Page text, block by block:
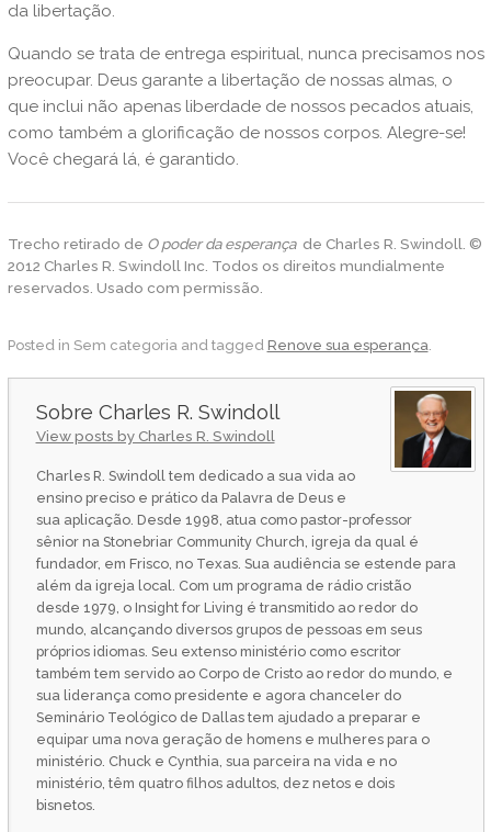
da libertação.
Quando se trata de entrega espiritual, nunca precisamos nos
preocupar. Deus garante a libertação de nossas almas, o
que inclui não apenas liberdade de nossos pecados atuais,
como também a glorificação de nossos corpos. Alegre-se!
Você chegará lá, é garantido.
Trecho retirado de O poder da esperança de Charles R. Swindoll. ©
2012 Charles R. Swindoll Inc. Todos os direitos mundialmente
reservados. Usado com permissão.
Posted in Sem categoria and tagged Renove sua esperança.
Charles R. Swindoll
View posts by Charles R. Swindoll
Charles R. Swindoll tem dedicado a sua vida ao
ensino preciso e prático da Palavra de Deus e
sua aplicação. Desde 1998, atua como pastor-professor
sênior na Stonebriar Community Church, igreja da qual é
fundador, em Frisco, no Texas. Sua audiência se estende para
além da igreja local. Com um programa de rádio cristão
desde 1979, o Insight for Living é transmitido ao redor do
mundo, alcançando diversos grupos de pessoas em seus
próprios idiomas. Seu extenso ministério como escritor
também tem servido ao Corpo de Cristo ao redor do mundo, e
sua liderança como presidente e agora chanceler do
Seminário Teológico de Dallas tem ajudado a preparar e
equipar uma nova geração de homens e mulheres para o
ministério. Chuck e Cynthia, sua parceira na vida e no
ministério, têm quatro filhos adultos, dez netos e dois
bisnetos.